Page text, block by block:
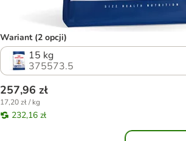
Wariant (2 opcji)
15 kg
375573.5
257,96 zł
17,20 zł / kg
232,16 zł